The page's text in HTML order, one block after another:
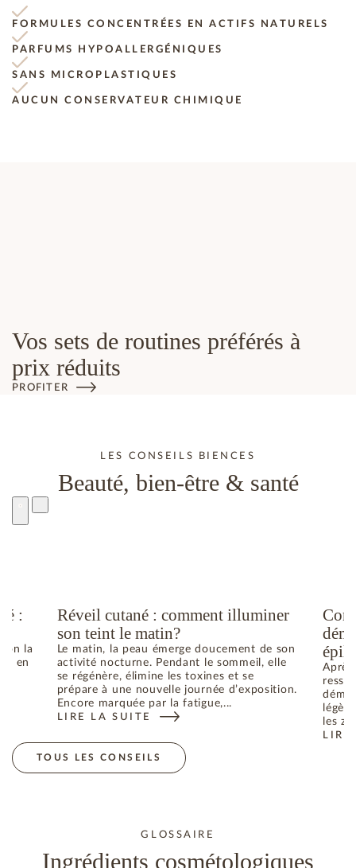
FORMULES CONCENTRÉES EN ACTIFS NATURELS
PARFUMS HYPOALLERGÉNIQUES
SANS MICROPLASTIQUES
AUCUN CONSERVATEUR CHIMIQUE
Vos sets de routines préférés à
prix réduits
PROFITER
LES CONSEILS BIENCES
Beauté, bien-être & santé
:
la
; en
: COMMENT RETROUVER L’ÉQUILIBRE
Réveil cutané : comment illuminer
son teint le matin?
Le matin, la peau émerge doucement de son
activité nocturne. Pendant le sommeil, elle
se régénère, élimine les toxines et se
prépare à une nouvelle journée d’exposition.
Encore marquée par la fatigue,...
LIRE LA SUITE
: RÉVEIL CUTANÉ : COMMENT ILLUMINER SONles
LIRE
:
TOUS LES CONSEILS
GLOSSAIRE
Ingrédients cosmétologiques